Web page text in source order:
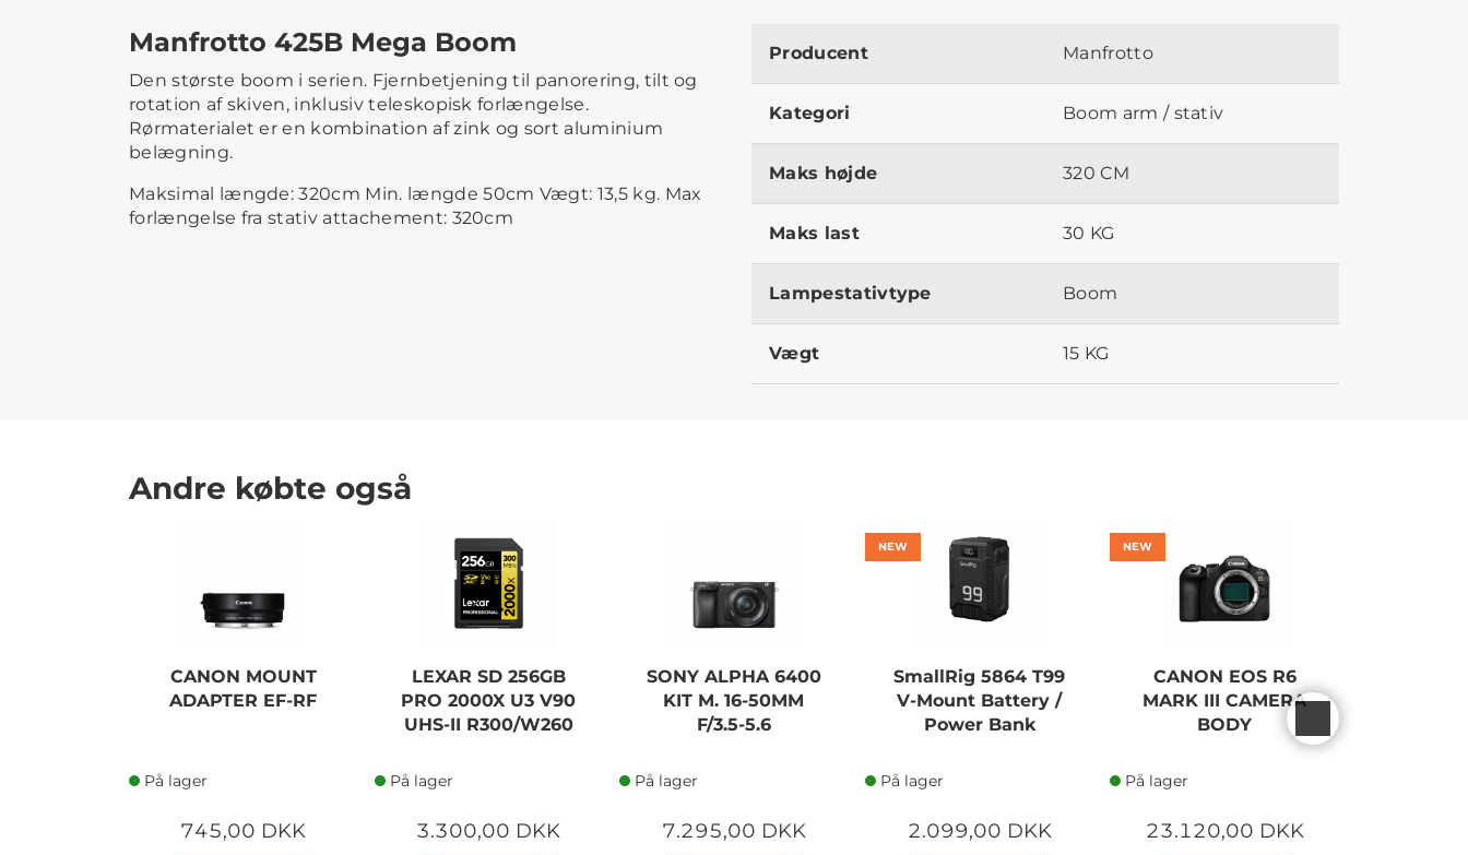
Manfrotto 425B Mega Boom
Den største boom i serien. Fjernbetjening til panorering, tilt og
rotation af skiven, inklusiv teleskopisk forlængelse.
Rørmaterialet er en kombination af zink og sort aluminium
belægning.
Maksimal længde: 320cm Min. længde 50cm Vægt: 13,5 kg. Max
forlængelse fra stativ attachement: 320cm
Producent Manfrotto
Kategori Boom arm / stativ
Maks højde 320 CM
Maks last 30 KG
Lampestativtype Boom
Vægt 15 KG
Andre købte også
CANON MOUNT
ADAPTER EF-RF
På lager
745,00 DKK
LEXAR SD 256GB
PRO 2000X U3 V90
UHS-II R300/W260
På lager
3.300,00 DKK
SONY ALPHA 6400
KIT M. 16-50MM
F/3.5-5.6
På lager
7.295,00 DKK
NEW
SmallRig 5864 T99
V-Mount Battery /
Power Bank
På lager
2.099,00 DKK
NEW
CANON EOS R6
MARK III CAMERA
BODY
På lager
23.120,00 DKK